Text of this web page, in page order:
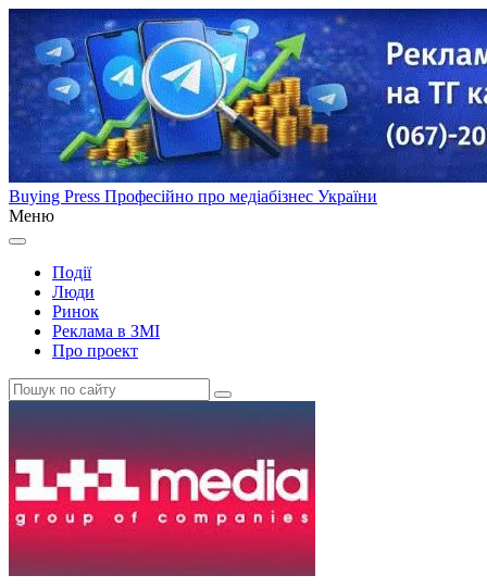
Buying Press Професійно про медіабізнес України
Меню
Події
Люди
Ринок
Реклама в ЗМІ
Про проект